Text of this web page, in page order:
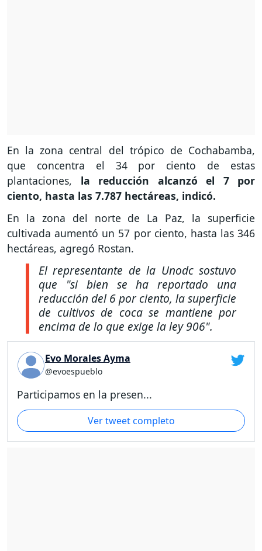
En la zona central del trópico de Cochabamba,
que concentra el 34 por ciento de estas
plantaciones, la reducción alcanzó el 7 por
ciento, hasta las 7.787 hectáreas, indicó.
En la zona del norte de La Paz, la superficie
cultivada aumentó un 57 por ciento, hasta las 346
hectáreas, agregó Rostan.
El representante de la Unodc sostuvo
que "si bien se ha reportado una
reducción del 6 por ciento, la superficie
de cultivos de coca se mantiene por
encima de lo que exige la ley 906".
Evo Morales Ayma
@evoespueblo
Participamos en la presen...
Ver tweet completo